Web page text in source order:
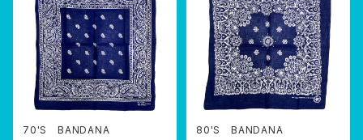
70'S BANDANA 80'S BANDANA